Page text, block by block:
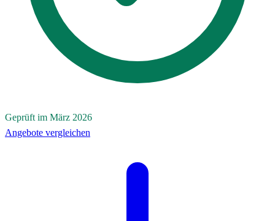
Geprüft im März 2026
Angebote vergleichen